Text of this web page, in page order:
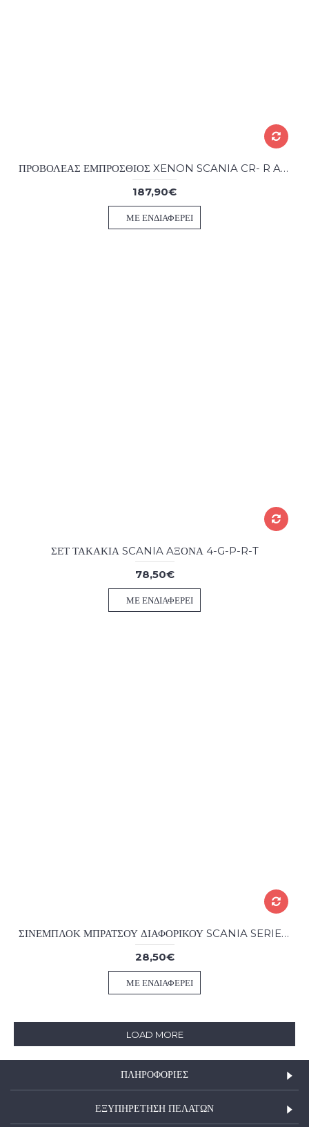
ΠΡΟΒΟΛΕΑΣ ΕΜΠΡΟΣΘΙΟΣ XENON SCANIA CR- R AFTER MARKET
187,90€
ΜΕ ΕΝΔΙΑΦΈΡΕΙ
ΣΕΤ ΤΑΚΑΚΙΑ SCANIA AΞΟΝΑ 4-G-P-R-T
78,50€
ΜΕ ΕΝΔΙΑΦΈΡΕΙ
ΣΙΝΕΜΠΛΟΚ ΜΠΡΑΤΣΟΥ ΔΙΑΦΟΡΙΚΟΥ SCANIA SERIES 3-4 BUS 85-19-130
28,50€
ΜΕ ΕΝΔΙΑΦΈΡΕΙ
LOAD MORE
ΠΛΗΡΟΦΟΡΊΕΣ
ΕΞΥΠΗΡΕΤΗΣΗ ΠΕΛΑΤΩΝ